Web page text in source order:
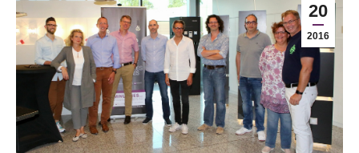
20
2016